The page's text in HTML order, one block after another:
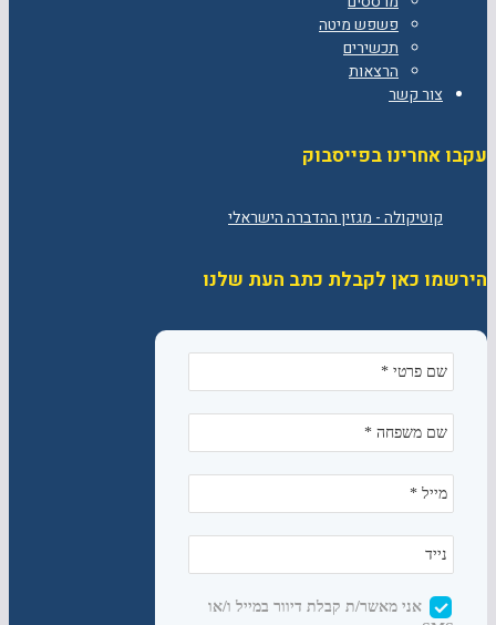
פשפש מיטה
תכשירים
הרצאות
צור קשר
עקבו אחרינו בפייסבוק
הירשמו כאן לקבלת כתב העת שלנו